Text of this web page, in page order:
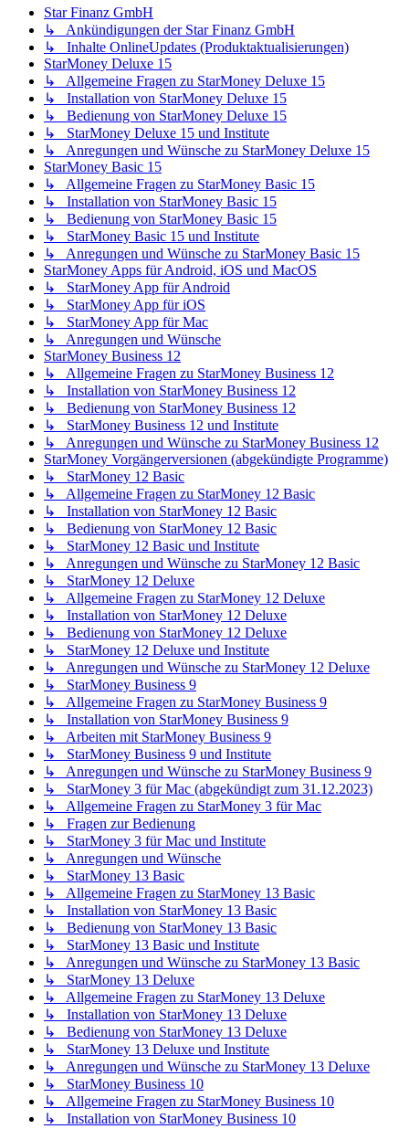
Star Finanz GmbH
↳ Ankündigungen der Star Finanz GmbH
↳ Inhalte OnlineUpdates (Produktaktualisierungen)
StarMoney Deluxe 15
↳ Allgemeine Fragen zu StarMoney Deluxe 15
↳ Installation von StarMoney Deluxe 15
↳ Bedienung von StarMoney Deluxe 15
↳ StarMoney Deluxe 15 und Institute
↳ Anregungen und Wünsche zu StarMoney Deluxe 15
StarMoney Basic 15
↳ Allgemeine Fragen zu StarMoney Basic 15
↳ Installation von StarMoney Basic 15
↳ Bedienung von StarMoney Basic 15
↳ StarMoney Basic 15 und Institute
↳ Anregungen und Wünsche zu StarMoney Basic 15
StarMoney Apps für Android, iOS und MacOS
↳ StarMoney App für Android
↳ StarMoney App für iOS
↳ StarMoney App für Mac
↳ Anregungen und Wünsche
StarMoney Business 12
↳ Allgemeine Fragen zu StarMoney Business 12
↳ Installation von StarMoney Business 12
↳ Bedienung von StarMoney Business 12
↳ StarMoney Business 12 und Institute
↳ Anregungen und Wünsche zu StarMoney Business 12
StarMoney Vorgängerversionen (abgekündigte Programme)
↳ StarMoney 12 Basic
↳ Allgemeine Fragen zu StarMoney 12 Basic
↳ Installation von StarMoney 12 Basic
↳ Bedienung von StarMoney 12 Basic
↳ StarMoney 12 Basic und Institute
↳ Anregungen und Wünsche zu StarMoney 12 Basic
↳ StarMoney 12 Deluxe
↳ Allgemeine Fragen zu StarMoney 12 Deluxe
↳ Installation von StarMoney 12 Deluxe
↳ Bedienung von StarMoney 12 Deluxe
↳ StarMoney 12 Deluxe und Institute
↳ Anregungen und Wünsche zu StarMoney 12 Deluxe
↳ StarMoney Business 9
↳ Allgemeine Fragen zu StarMoney Business 9
↳ Installation von StarMoney Business 9
↳ Arbeiten mit StarMoney Business 9
↳ StarMoney Business 9 und Institute
↳ Anregungen und Wünsche zu StarMoney Business 9
↳ StarMoney 3 für Mac (abgekündigt zum 31.12.2023)
↳ Allgemeine Fragen zu StarMoney 3 für Mac
↳ Fragen zur Bedienung
↳ StarMoney 3 für Mac und Institute
↳ Anregungen und Wünsche
↳ StarMoney 13 Basic
↳ Allgemeine Fragen zu StarMoney 13 Basic
↳ Installation von StarMoney 13 Basic
↳ Bedienung von StarMoney 13 Basic
↳ StarMoney 13 Basic und Institute
↳ Anregungen und Wünsche zu StarMoney 13 Basic
↳ StarMoney 13 Deluxe
↳ Allgemeine Fragen zu StarMoney 13 Deluxe
↳ Installation von StarMoney 13 Deluxe
↳ Bedienung von StarMoney 13 Deluxe
↳ StarMoney 13 Deluxe und Institute
↳ Anregungen und Wünsche zu StarMoney 13 Deluxe
↳ StarMoney Business 10
↳ Allgemeine Fragen zu StarMoney Business 10
↳ Installation von StarMoney Business 10